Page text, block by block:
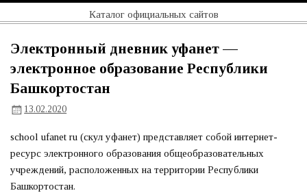
Перейти
содержимому
Официальный
Каталог официальных сайтов
Электронный дневник уфанет —
электронное образование Республики
Башкортостан
13.02.2020
school ufanet ru (скул уфанет) представляет собой интернет-
ресурс электронного образования общеобразовательных
учреждений, расположенных на территории Республики
Башкортостан.